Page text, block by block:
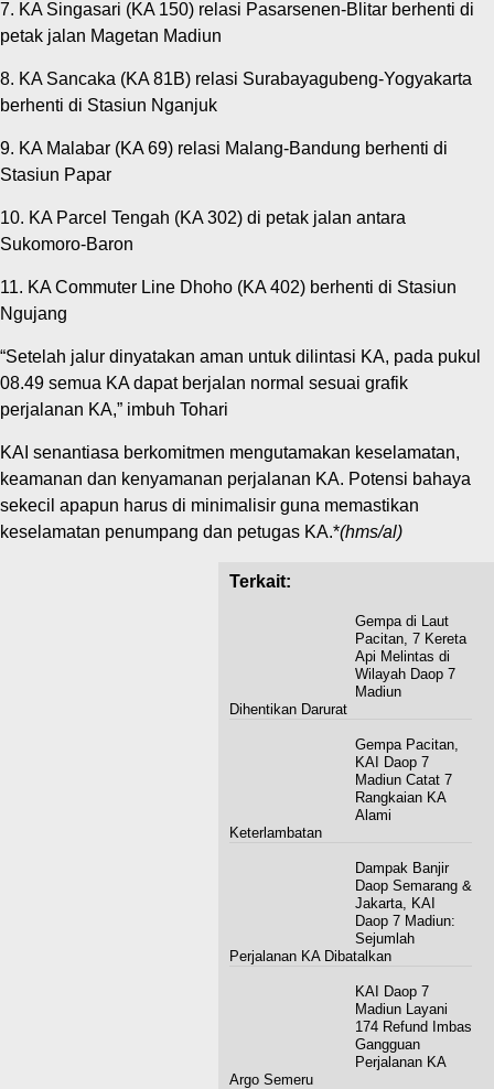
7. KA Singasari (KA 150) relasi Pasarsenen-Blitar berhenti di
petak jalan Magetan Madiun
8. KA Sancaka (KA 81B) relasi Surabayagubeng-Yogyakarta
berhenti di Stasiun Nganjuk
9. KA Malabar (KA 69) relasi Malang-Bandung berhenti di
Stasiun Papar
10. KA Parcel Tengah (KA 302) di petak jalan antara
Sukomoro-Baron
11. KA Commuter Line Dhoho (KA 402) berhenti di Stasiun
Ngujang
“Setelah jalur dinyatakan aman untuk dilintasi KA, pada pukul
08.49 semua KA dapat berjalan normal sesuai grafik
perjalanan KA,” imbuh Tohari
KAI senantiasa berkomitmen mengutamakan keselamatan,
keamanan dan kenyamanan perjalanan KA. Potensi bahaya
sekecil apapun harus di minimalisir guna memastikan
keselamatan penumpang dan petugas KA.*(hms/al)
Terkait:
Gempa di Laut
Pacitan, 7 Kereta
Api Melintas di
Wilayah Daop 7
Madiun
Dihentikan Darurat
Gempa Pacitan,
KAI Daop 7
Madiun Catat 7
Rangkaian KA
Alami
Keterlambatan
Dampak Banjir
Daop Semarang &
Jakarta, KAI
Daop 7 Madiun:
Sejumlah
Perjalanan KA Dibatalkan
KAI Daop 7
Madiun Layani
174 Refund Imbas
Gangguan
Perjalanan KA
Argo Semeru